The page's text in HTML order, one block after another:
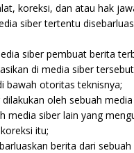
koreksi, dan atau hak
siber tertentu
siber pembuat berita
di media siber
bawah otoritas teknisnya;
oleh sebuah
media siber lain yang
itu;
berita dari